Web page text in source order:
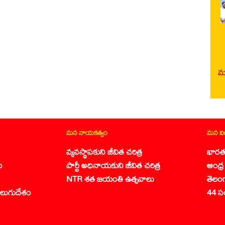
మన నాయకత్వం
వ్యవస్థాపకుని జీవిత చరిత్ర
పార్టీ అధినాయకుని జీవిత చరిత్ర
NTR శత జయంతి ఉత్సవాలు
మన
44